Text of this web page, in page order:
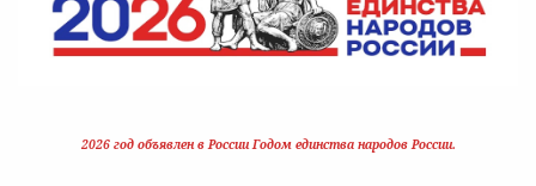
2026 год объявлен в России Годом единства народов России.